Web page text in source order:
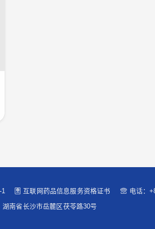
1 互联网药品信息服务资格证书 电话：
湖南省长沙市岳麓区茯苓路30号